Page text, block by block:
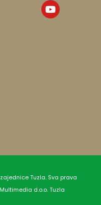
Tuzla. Sva prava
d.o.o. Tuzla